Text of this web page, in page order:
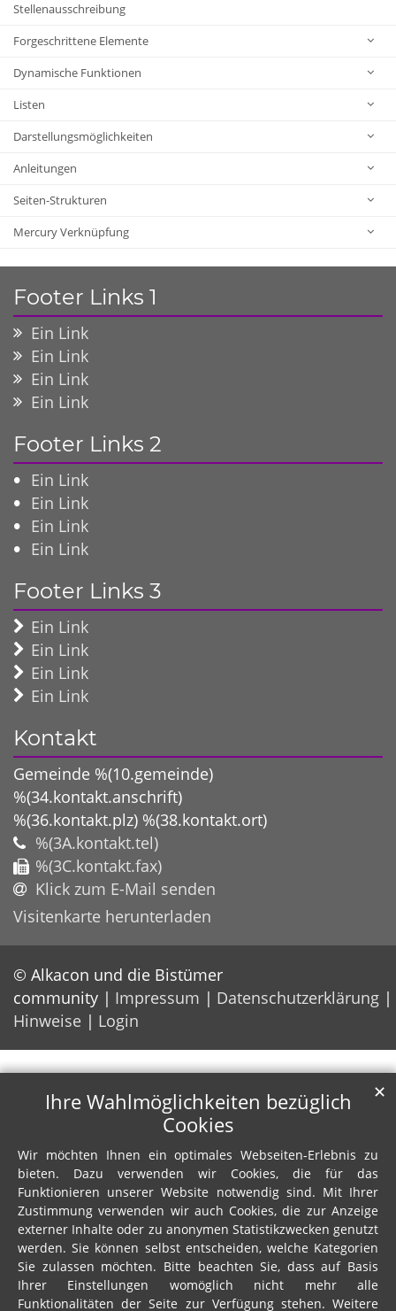
Stellenausschreibung
Forgeschrittene Elemente
Dynamische Funktionen
Listen
Darstellungsmöglichkeiten
Anleitungen
Seiten-Strukturen
Mercury Verknüpfung
Footer Links 1
Ein Link
Ein Link
Ein Link
Ein Link
Footer Links 2
Ein Link
Ein Link
Ein Link
Ein Link
Footer Links 3
Ein Link
Ein Link
Ein Link
Ein Link
Kontakt
Gemeinde %(10.gemeinde)
%(34.kontakt.anschrift)
%(36.kontakt.plz) %(38.kontakt.ort)
%(3A.kontakt.tel)
%(3C.kontakt.fax)
Klick zum E-Mail senden
Visitenkarte herunterladen
© Alkacon und die Bistümer
community
Impressum
Datenschutzerklärung
Hinweise
Login
Ihre Wahlmöglichkeiten bezüglich
Cookies
Wir möchten Ihnen ein optimales Webseiten-Erlebnis zu
bieten. Dazu verwenden wir Cookies, die für das
Funktionieren unserer Website notwendig sind. Mit Ihrer
Zustimmung verwenden wir auch Cookies, die zur Anzeige
externer Inhalte oder zu anonymen Statistikzwecken genutzt
werden. Sie können selbst entscheiden, welche Kategorien
Sie zulassen möchten. Bitte beachten Sie, dass auf Basis
Ihrer Einstellungen womöglich nicht mehr alle
Funktionalitäten der Seite zur Verfügung stehen. Weitere
✕